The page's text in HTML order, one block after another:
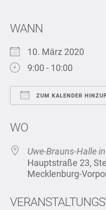
WANN
10. März 2020
9:00 - 10:00
ZUM KALENDER
WO
Uwe-Brauns-Halle
Hauptstraße 23,
Mecklenburg-